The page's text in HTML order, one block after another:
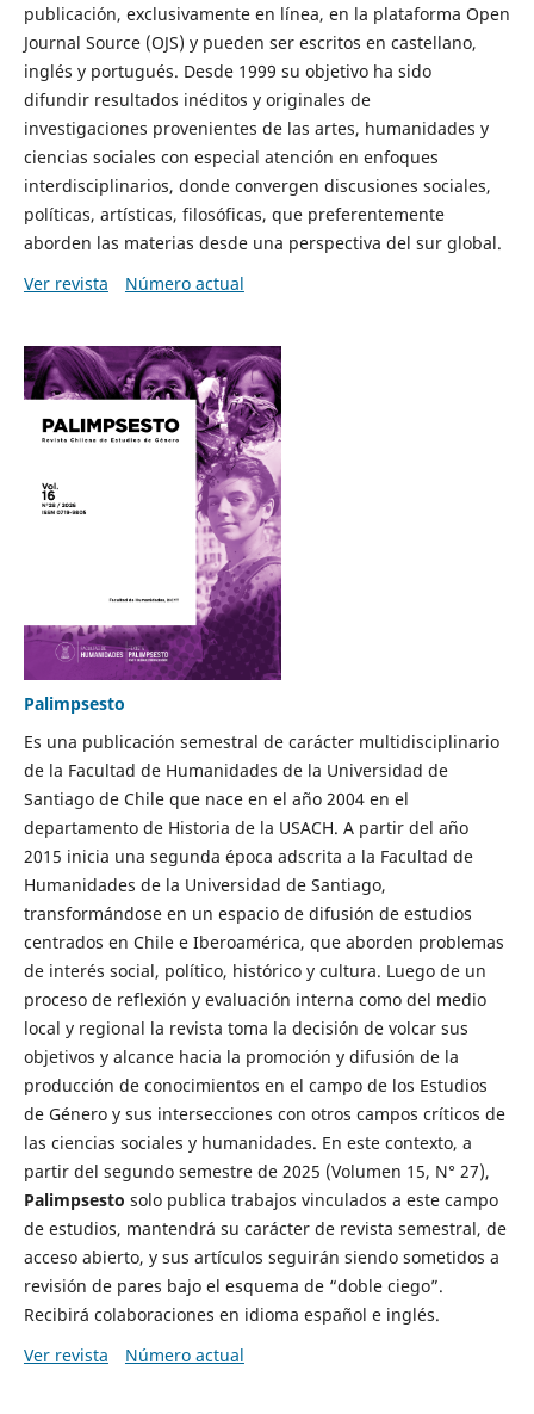
publicación, exclusivamente en línea, en la plataforma Open
Journal Source (OJS) y pueden ser escritos en castellano,
inglés y portugués. Desde 1999 su objetivo ha sido
difundir resultados inéditos y originales de
investigaciones provenientes de las artes, humanidades y
ciencias sociales con especial atención en enfoques
interdisciplinarios, donde convergen discusiones sociales,
políticas, artísticas, filosóficas, que preferentemente
aborden las materias desde una perspectiva del sur global.
Ver revista
Número actual
Palimpsesto
Es una publicación semestral de carácter multidisciplinario
de la Facultad de Humanidades de la Universidad de
Santiago de Chile que nace en el año 2004 en el
departamento de Historia de la USACH. A partir del año
2015 inicia una segunda época adscrita a la Facultad de
Humanidades de la Universidad de Santiago,
transformándose en un espacio de difusión de estudios
centrados en Chile e Iberoamérica, que aborden problemas
de interés social, político, histórico y cultura. Luego de un
proceso de reflexión y evaluación interna como del medio
local y regional la revista toma la decisión de volcar sus
objetivos y alcance hacia la promoción y difusión de la
producción de conocimientos en el campo de los Estudios
de Género y sus intersecciones con otros campos críticos de
las ciencias sociales y humanidades. En este contexto, a
partir del segundo semestre de 2025 (Volumen 15, N° 27),
Palimpsesto solo publica trabajos vinculados a este campo
de estudios, mantendrá su carácter de revista semestral, de
acceso abierto, y sus artículos seguirán siendo sometidos a
revisión de pares bajo el esquema de “doble ciego”.
Recibirá colaboraciones en idioma español e inglés.
Ver revista
Número actual